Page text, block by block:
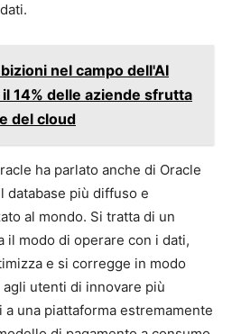
nel campo dell'AI
14% delle aziende sfrutta
del cloud
ha parlato anche di Oracle
database più diffuso e
al mondo. Si tratta di un
il modo di operare con i dati,
e si corregge in modo
utenti di innovare più
una piattaforma estremamente